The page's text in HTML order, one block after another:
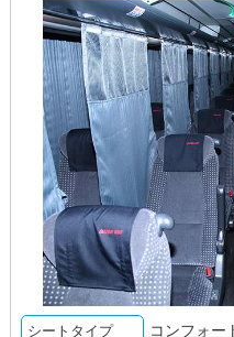
シートタイプ コンフォー